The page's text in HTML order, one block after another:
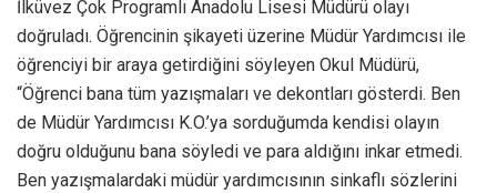
İlküvez Çok Programlı Anadolu Lisesi Müdürü olayı
doğruladı. Öğrencinin şikayeti üzerine Müdür Yardımcısı ile
öğrenciyi bir araya getirdiğini söyleyen Okul Müdürü,
“Öğrenci bana tüm yazışmaları ve dekontları gösterdi. Ben
de Müdür Yardımcısı K.O.’ya sorduğumda kendisi olayın
doğru olduğunu bana söyledi ve para aldığını inkar etmedi.
Ben yazışmalardaki müdür yardımcısının sinkaflı sözlerini